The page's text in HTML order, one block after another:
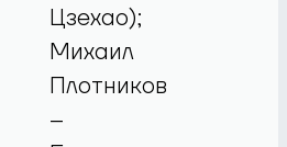
Цзехао);
Михаил
Плотников
–